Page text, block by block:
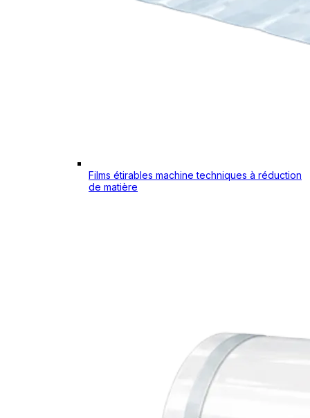
Films étirables machine techniques à réduction
de matière